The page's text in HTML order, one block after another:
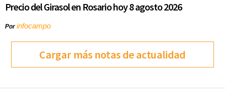
Precio del Girasol en Rosario hoy 8 agosto 2026
Porinfocampo
Cargar más notas de actualidad